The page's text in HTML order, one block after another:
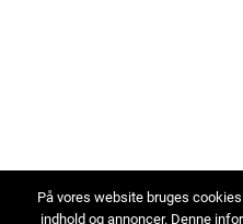
På vores website bruges
indhold og annoncer. Denne